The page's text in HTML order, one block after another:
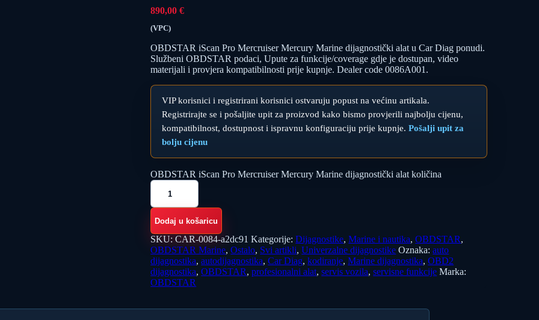
890,00€
(VPC)
OBDSTAR iScan Pro Mercruiser Mercury Marine dijagnostički alat u Car Diag ponudi.
Službeni OBDSTAR podaci, Upute za funkcije/coverage gdje je dostupan, video
materijali i provjera kompatibilnosti prije kupnje. Dealer code 0086A001.
VIP korisnici i registrirani korisnici ostvaruju popust na većinu artikala.
Registrirajte se i pošaljite upit za proizvod kako bismo provjerili najbolju cijenu,
kompatibilnost, dostupnost i ispravnu konfiguraciju prije kupnje.Pošalji upit za
bolju cijenu
OBDSTAR iScan Pro Mercruiser Mercury Marine dijagnostički alat količina
Dodaj u košaricu
SKU:CAR-0084-a2dc91 Kategorije:Dijagnostike,Marine i nautika,OBDSTAR,
OBDSTAR Marine,Ostalo, Svi artikli,Univerzalne dijagnostike Oznaka:auto
dijagnostika,autodijagnostika,Car Diag,kodiranje,Marine dijagnostika,OBD2
dijagnostika,OBDSTAR,profesionalni alat,servis vozila,servisne funkcije Marka:
OBDSTAR